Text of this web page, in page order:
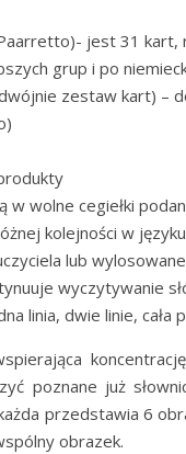
jest 31 kart,
grup i po
zestaw kart) –
w wolne cegiełki
kolejności w
lub
wyczytywanie
linia, dwie linie, cała
poznane już
przedstawia 6
obrazek.